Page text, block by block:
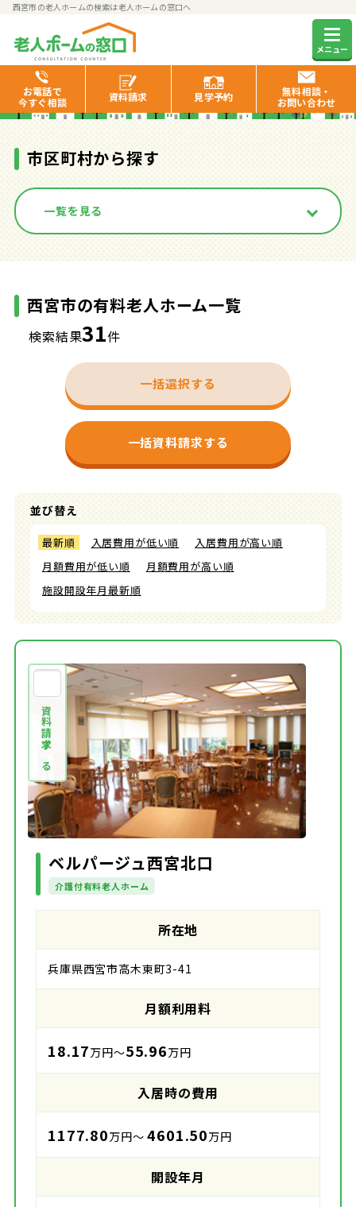
西宮市の老人ホームの検索は老人ホームの窓口へ
メニュー
お電話で
今すぐ相談
資料請求 見学予約
無料相談・
お問い合わせ
西宮市の有料老人ホーム一覧
市区町村から探す
一覧を見る
西宮市の有料老人ホーム一覧
検索結果31件
一括選択する
一括資料請求する
並び替え
最新順 入居費用が低い順
入居費用が高い順
月額費用が低い順
月額費用が高い順
施設開設年月最新順
資料請求する
ベルパージュ西宮北口
介護付有料老人ホーム
所在地
兵庫県西宮市高木東町3-41
月額利用料
18.17万円～55.96万円
入居時の費用
1177.80万円～4601.50万円
開設年月